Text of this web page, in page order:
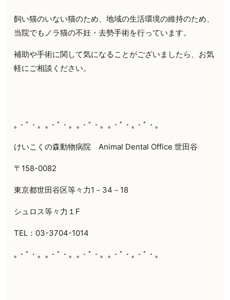
飼い猫のいない猫のため、地域の生活環境の維持のため、
当院でもノラ猫の不妊・去勢手術を行っています。
補助や手術に関して気になることがございましたら、お気
軽にご相談ください。
｡・ﾟ・。｡・ﾟ・。｡・ﾟ・。｡・ﾟ・｡・ﾟ・。
けいこくの森動物病院 Animal Dental Office 世田谷
〒158-0082
東京都世田谷区等々力1－34－18
シュロス等々力１F
TEL：03-3704-1014
｡・ﾟ・。｡・ﾟ・。｡・ﾟ・。｡・ﾟ・｡・ﾟ・。